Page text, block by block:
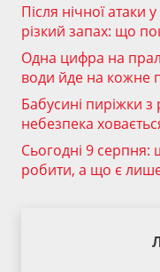
Після нічної атаки
різкий запах: що
Одна цифра на
води йде на кожне
Бабусині пиріжки
небезпека
Сьогодні 9
робити, а що є